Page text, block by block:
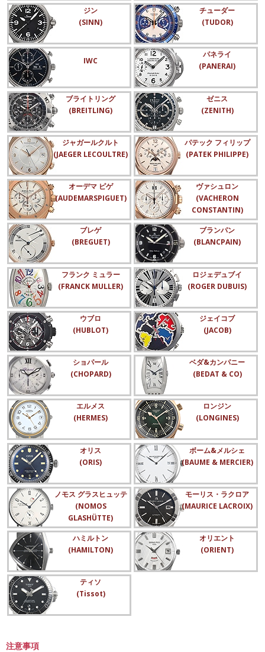
ジン
(SINN)
チューダー
(TUDOR)
IWC
パネライ
(PANERAI)
ブライトリング
(BREITLING)
ゼニス
(ZENITH)
ジャガールクルト
(JAEGER LECOULTRE)
パテック フィリップ
(PATEK PHILIPPE)
オーデマ ピゲ
(AUDEMARSPIGUET)
ヴァシュロン
(VACHERON
CONSTANTIN)
ブレゲ
(BREGUET)
ブランパン
(BLANCPAIN)
フランク ミュラー
(FRANCK MULLER)
ロジェデュブイ
(ROGER DUBUIS)
ウブロ
(HUBLOT)
ジェイコブ
(JACOB)
ショパール
(CHOPARD)
ベダ&カンパニー
(BEDAT & CO)
エルメス
(HERMES)
ロンジン
(LONGINES)
オリス
(ORIS)
ボーム&メルシェ
(BAUME & MERCIER)
ノモス グラスヒュッテ
(NOMOS
GLASHÜTTE)
モーリス・ラクロア
(MAURICE LACROIX)
ハミルトン
(HAMILTON)
オリエント
(ORIENT)
ティソ
(Tissot)
注意事項